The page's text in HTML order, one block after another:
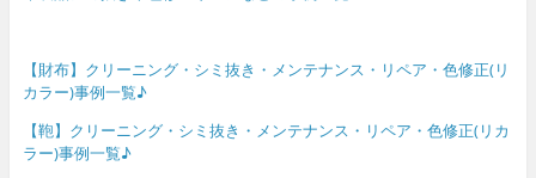
【財布】クリーニング・シミ抜き・メンテナンス・リペア・色修正(リ
カラー)事例一覧♪
【鞄】クリーニング・シミ抜き・メンテナンス・リペア・色修正(リカ
ラー)事例一覧♪